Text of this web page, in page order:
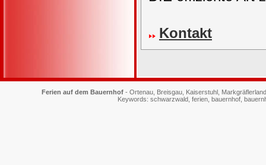
Kontakt
Ferien auf dem Bauernhof - Ortenau, Breisgau, Kaiserstuhl,
Keywords: schwarzwald, ferien, bauernhof,